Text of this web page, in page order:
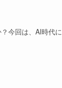
今回は、AI時代